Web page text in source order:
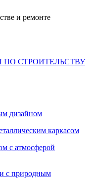
и ремонте
ПО СТРОИТЕЛЬСТВУ
дизайном
каркасом
с атмосферой
с природным